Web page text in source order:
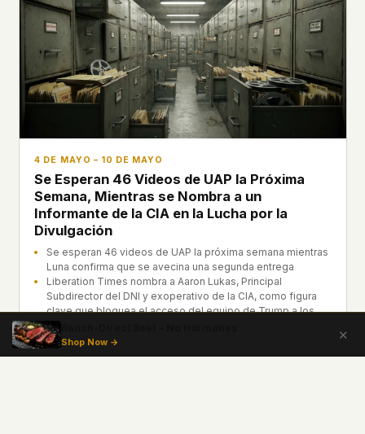
4 DE MAYO – 10 DE MAYO
Se Esperan 46 Videos de UAP la Próxima
Semana, Mientras se Nombra a un
Informante de la CIA en la Lucha por la
Divulgación
Se esperan 46 videos de UAP la próxima semana mientras
Luna confirma que se avecina una segunda entrega
Liberation Times nombra a Aaron Lukas, Principal
Subdirector del DNI y exoperativo de la CIA, como figura
clave que bloquea el acceso del equipo de Trump a los
archivos
war.gov/UFO recibió casi 500 millones de visitas en 48
horas
Shop Now →
✕